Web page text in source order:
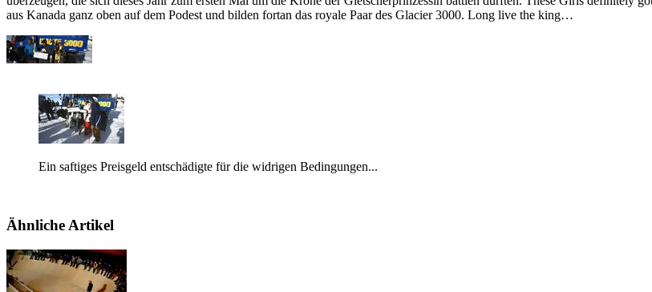
aus Kanada ganz oben auf dem Podest und bilden fortan das royale Paar des Glacier 3000. Long live the king…
Ein saftiges Preisgeld entschädigte für die widrigen Bedingungen...
Ähnliche Artikel